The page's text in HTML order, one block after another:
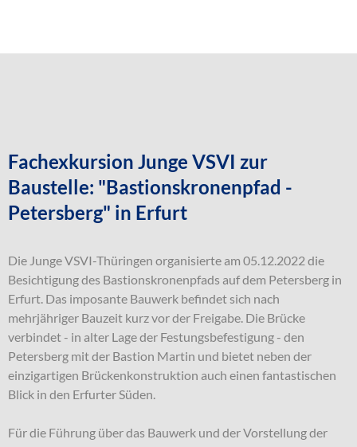
Fachexkursion Junge VSVI zur
Baustelle: "Bastionskronenpfad -
Petersberg" in Erfurt
Die Junge VSVI-Thüringen organisierte am 05.12.2022 die
Besichtigung des Bastionskronenpfads auf dem Petersberg in
Erfurt. Das imposante Bauwerk befindet sich nach
mehrjähriger Bauzeit kurz vor der Freigabe. Die Brücke
verbindet - in alter Lage der Festungsbefestigung - den
Petersberg mit der Bastion Martin und bietet neben der
einzigartigen Brückenkonstruktion auch einen fantastischen
Blick in den Erfurter Süden.
Für die Führung über das Bauwerk und der Vorstellung der